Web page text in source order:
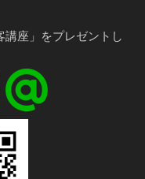
講座」をプレゼントし